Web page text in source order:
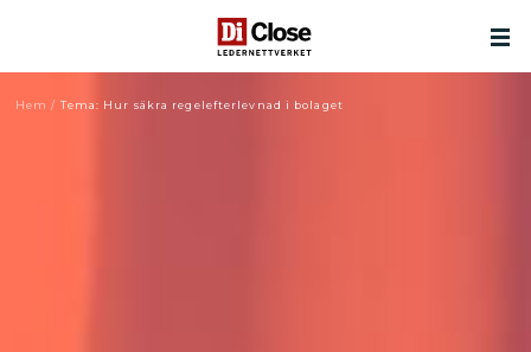
Hem / Tema: Hur säkra regelefterlevnad i bolaget